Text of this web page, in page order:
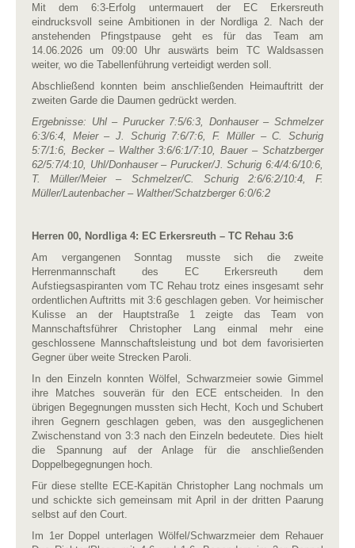
Mit dem 6:3-Erfolg untermauert der EC Erkersreuth
eindrucksvoll seine Ambitionen in der Nordliga 2. Nach der
anstehenden Pfingstpause geht es für das Team am
14.06.2026 um 09:00 Uhr auswärts beim TC Waldsassen
weiter, wo die Tabellenführung verteidigt werden soll.
Abschließend konnten beim anschließenden Heimauftritt der
zweiten Garde die Daumen gedrückt werden.
Ergebnisse: Uhl – Purucker 7:5/6:3, Donhauser – Schmelzer
6:3/6:4, Meier – J. Schurig 7:6/7:6, F. Müller – C. Schurig
5:7/1:6, Becker – Walther 3:6/6:1/7:10, Bauer – Schatzberger
62/5:7/4:10, Uhl/Donhauser – Purucker/J. Schurig 6:4/4:6/10:6,
T. Müller/Meier – Schmelzer/C. Schurig 2:6/6:2/10:4, F.
Müller/Lautenbacher – Walther/Schatzberger 6:0/6:2
Herren 00, Nordliga 4: EC Erkersreuth – TC Rehau 3:6
Am vergangenen Sonntag musste sich die zweite
Herrenmannschaft des EC Erkersreuth dem
Aufstiegsaspiranten vom TC Rehau trotz eines insgesamt sehr
ordentlichen Auftritts mit 3:6 geschlagen geben. Vor heimischer
Kulisse an der Hauptstraße 1 zeigte das Team von
Mannschaftsführer Christopher Lang einmal mehr eine
geschlossene Mannschaftsleistung und bot dem favorisierten
Gegner über weite Strecken Paroli.
In den Einzeln konnten Wölfel, Schwarzmeier sowie Gimmel
ihre Matches souverän für den ECE entscheiden. In den
übrigen Begegnungen mussten sich Hecht, Koch und Schubert
ihren Gegnern geschlagen geben, was den ausgeglichenen
Zwischenstand von 3:3 nach den Einzeln bedeutete. Dies hielt
die Spannung auf der Anlage für die anschließenden
Doppelbegegnungen hoch.
Für diese stellte ECE-Kapitän Christopher Lang nochmals um
und schickte sich gemeinsam mit April in der dritten Paarung
selbst auf den Court.
Im 1er Doppel unterlagen Wölfel/Schwarzmeier dem Rehauer